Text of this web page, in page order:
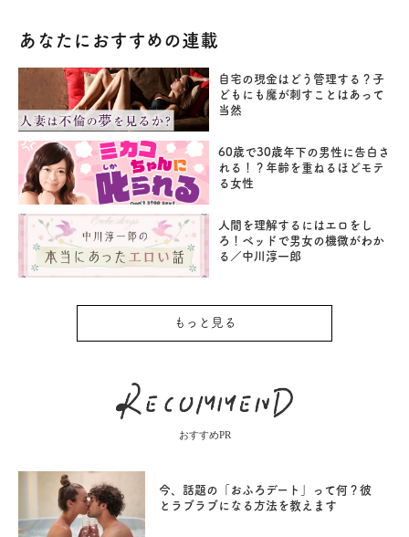
あなたにおすすめの連載
自宅の現金はどう管理する？子
どもにも魔が刺すことはあって
当然
60歳で30歳年下の男性に告白さ
れる！？年齢を重ねるほどモテ
る女性
人間を理解するにはエロをし
ろ！ベッドで男女の機微がわか
る／中川淳一郎
もっと見る
おすすめPR
今、話題の「おふろデート」って何？彼
とラブラブになる方法を教えます